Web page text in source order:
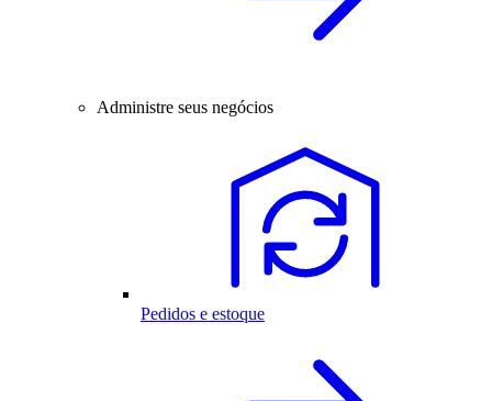
Administre seus negócios
Pedidos e estoque